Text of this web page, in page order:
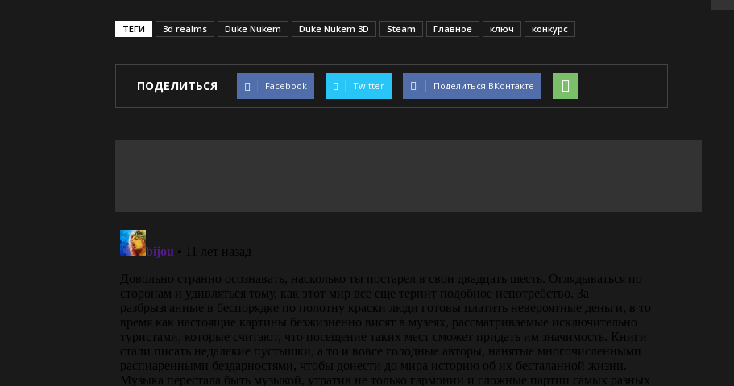
ТЕГИ 3d realms Duke Nukem Duke Nukem 3D Steam Главное ключ конкурс
ПОДЕЛИТЬСЯ Facebook Twitter Поделиться ВКонтакте